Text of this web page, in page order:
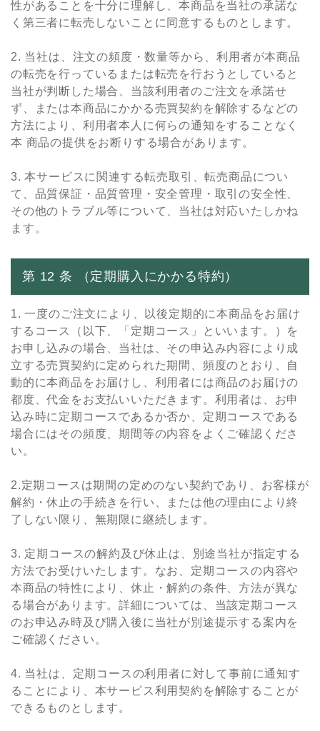
性があることを⼗分に理解し、本商品を当社の承諾な
く第三者に転売しないことに同意するものとします。
2. 当社は、注⽂の頻度・数量等から、利⽤者が本商品
の転売を⾏っているまたは転売を⾏おうとしていると
当社が判断した場合、当該利⽤者のご注⽂を承諾せ
ず、または本商品にかかる売買契約を解除するなどの
⽅法により、利⽤者本⼈に何らの通知をすることなく
本 商品の提供をお断りする場合があります。
3. 本サービスに関連する転売取引、転売商品につい
て、品質保証・品質管理・安全管理・取引の安全性、
その他のトラブル等について、当社は対応いたしかね
ます。
第 12 条 （定期購⼊にかかる特約）
1. ⼀度のご注⽂により、以後定期的に本商品をお届け
するコース（以下、「定期コース」といいます。）を
お申し込みの場合、当社は、その申込み内容により成
⽴する売買契約に定められた期間、頻度のとおり、⾃
動的に本商品をお届けし、利⽤者には商品のお届けの
都度、代⾦をお⽀払いいただきます。利⽤者は、お申
込み時に定期コースであるか否か、定期コースである
場合にはその頻度、期間等の内容をよくご確認くださ
い。
2.定期コースは期間の定めのない契約であり、お客様が
解約・休⽌の⼿続きを⾏い、または他の理由により終
了しない限り、無期限に継続します。
3. 定期コースの解約及び休⽌は、別途当社が指定する
⽅法でお受けいたします。なお、定期コースの内容や
本商品の特性により、休⽌・解約の条件、⽅法が異な
る場合があります。詳細については、当該定期コース
のお申込み時及び購⼊後に当社が別途提⽰する案内を
ご確認ください。
4. 当社は、定期コースの利用者に対して事前に通知す
ることにより、本サービス利用契約を解除することが
できるものとします。